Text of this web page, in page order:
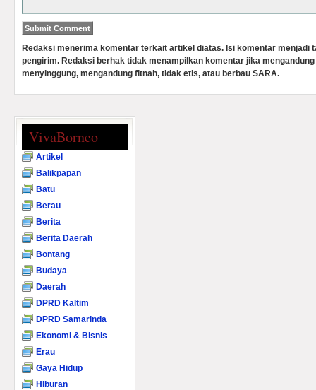
Redaksi menerima komentar terkait artikel diatas. Isi komentar menjadi
pengirim. Redaksi berhak tidak menampilkan komentar jika
menyinggung, mengandung fitnah, tidak etis, atau berbau SARA.
VivaBorneo
Artikel
Balikpapan
Batu
Berau
Berita
Berita Daerah
Bontang
Budaya
Daerah
DPRD Kaltim
DPRD Samarinda
Ekonomi & Bisnis
Erau
Gaya Hidup
Hiburan